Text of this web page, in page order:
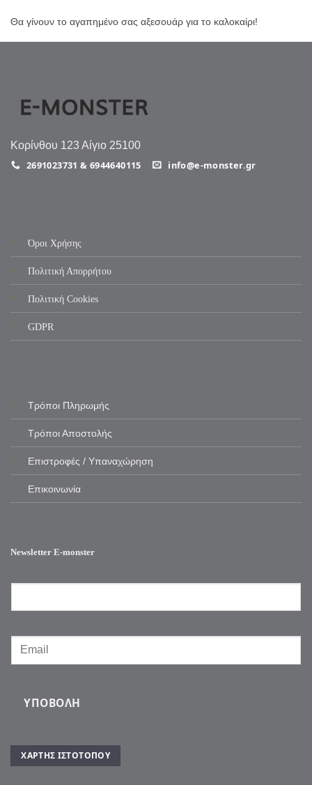
Θα γίνουν το αγαπημένο σας αξεσουάρ για το καλοκαίρι!
Κορίνθου 123 Αίγιο 25100
2691023731 & 6944640115 info@e-monster.gr
Όροι Χρήσης
Πολιτική Απορρήτου
Πολιτική Cookies
GDPR
Τρόποι Πληρωμής
Τρόποι Αποστολής
Επιστροφές / Υπαναχώρηση
Επικοινωνία
Newsletter E-monster
ΥΠΟΒΟΛΉ
ΧΆΡΤΗΣ ΙΣΤΌΤΟΠΟΥ